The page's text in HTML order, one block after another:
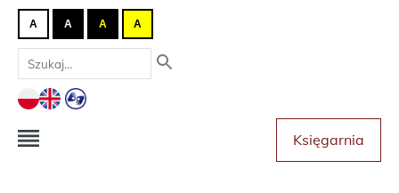
A A A A
Księgarnia